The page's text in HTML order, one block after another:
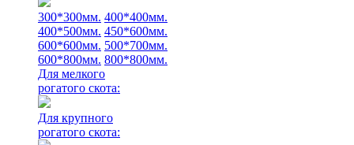
300*300мм. 400*400мм.
400*500мм. 450*600мм.
600*600мм. 500*700мм.
600*800мм. 800*800мм.
Для мелкого
рогатого скота:
Для крупного
рогатого скота: